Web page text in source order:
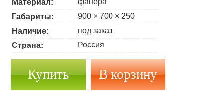
Материал:
фанера
Габариты:
900 × 700 × 250
Наличие:
под заказ
Страна:
Россия
Купить